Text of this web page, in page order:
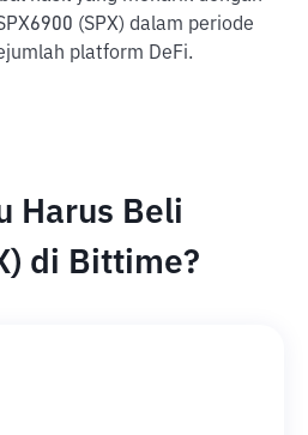
(SPX) dalam periode
platform DeFi.
Harus Beli
di Bittime?